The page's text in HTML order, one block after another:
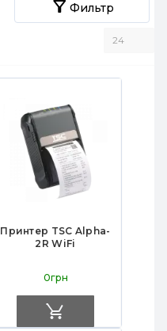
Фильтр
Принтер TSC Alpha-
2R WiFi
0грн